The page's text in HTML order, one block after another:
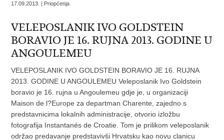
17.09.2013. | Priopćenja
VELEPOSLANIK IVO GOLDSTEIN
BORAVIO JE 16. RUJNA 2013. GODINE U
ANGOULEMEU
VELEPOSLANIK IVO GOLDSTEIN BORAVIO JE 16. RUJNA
2013. GODINE U ANGOULEMEU Veleposlanik Ivo Goldstein
boravio je 16. rujna u Angoulemeu gdje je, u organizaciji
Maison de l?Europe za departman Charente, zajedno s
predstavnicima lokalnih administracije, otvorio izložbu
fotografija Instantanés de Croatie. Tom je prilikom veleposlanik
održao predavanje predstavivši Hrvatsku kao novu clanicu